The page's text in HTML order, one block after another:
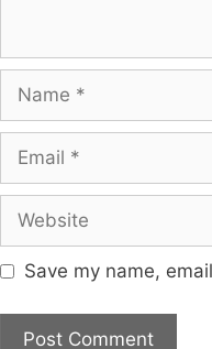
Save my name,